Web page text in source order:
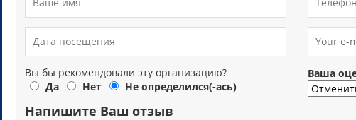
Вы бы рекомендовали эту организацию?
Да
Нет Не определился(-ась)
Ваша
Напишите Ваш отзыв